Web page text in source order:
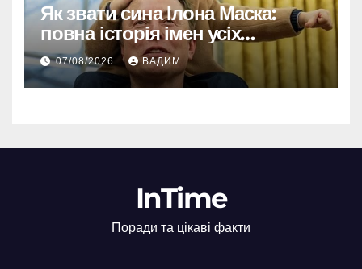
Як звати сина Ілона Маска:
повна історія імен усіх
хлопчиків мільярдера
07/08/2026 ВАДИМ
InTime
Поради та цікаві факти